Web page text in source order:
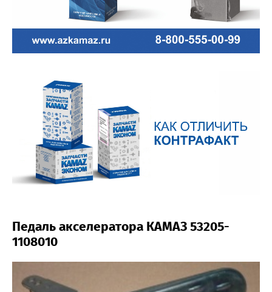
Педаль акселератора КАМАЗ 53205-
1108010